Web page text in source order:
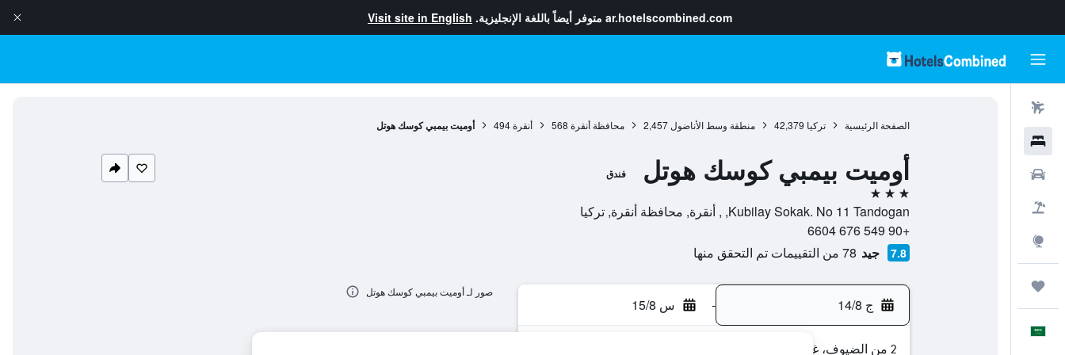
ar.hotelscombined.com متوفر أيضاً باللغة الإنجليزية. Visit site in English
الصفحة الرئيسية تركيا 42,379 منطقة وسط الأناضول 2,457 محافظة أنقرة 568 أنقرة 494 أوميت بيمبي كوسك هوتل
أوميت بيمبي كوسك هوتل فندق
3 نجوم
Kubilay Sokak. No 11 Tandogan, , أنقرة, محافظة أنقرة, تركيا
+90 549 676 6604
7.8 جيد 78 من التقييمات تم التحقق منها
ج 14/8 - س 15/8
2 من الضيوف، غرفة واحدة
صور لـ أوميت بيمبي كوسك هوتل